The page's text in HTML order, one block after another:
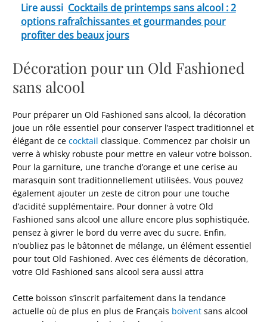
Lire aussi Cocktails de printemps sans alcool : 2
options rafraîchissantes et gourmandes pour
profiter des beaux jours
Décoration pour un Old Fashioned
sans alcool
Pour préparer un Old Fashioned sans alcool, la décoration
joue un rôle essentiel pour conserver l’aspect traditionnel et
élégant de cecocktail classique. Commencez par choisir un
verre à whisky robuste pour mettre en valeur votre boisson.
Pour la garniture, une tranche d’orange et une cerise au
marasquin sont traditionnellement utilisées. Vous pouvez
également ajouter un zeste de citron pour une touche
d’acidité supplémentaire. Pour donner à votre Old
Fashioned sans alcool une allure encore plus sophistiquée,
pensez à givrer le bord du verre avec du sucre. Enfin,
n’oubliez pas le bâtonnet de mélange, un élément essentiel
pour tout Old Fashioned. Avec ces éléments de décoration,
votre Old Fashioned sans alcool sera aussi attra
Cette boisson s’inscrit parfaitement dans la tendance
actuelle où de plus en plus de Français boivent sans alcool